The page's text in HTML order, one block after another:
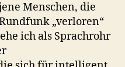
Menschen, die
„verloren“
ich als Sprachrohr